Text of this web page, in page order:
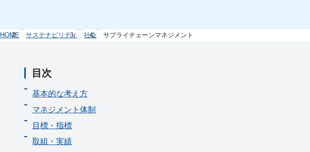
HOME サステナビリティ 社会 サプライチェーンマネジメント
目次
基本的な考え方
マネジメント体制
目標・指標
取組・実績